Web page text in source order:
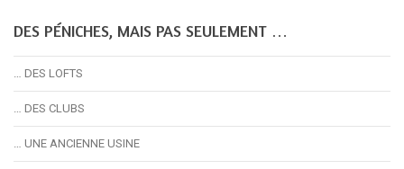
DES PÉNICHES, MAIS PAS SEULEMENT …
… DES LOFTS
… DES CLUBS
… UNE ANCIENNE USINE